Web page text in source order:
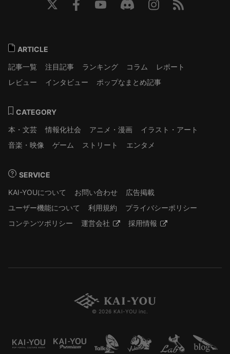
ARTICLE
記事一覧
注目記事 ランキング コラム
レポート
レビュー
インタビュー ポップなまとめ記事
CATEGORY
本・文芸
情報化社会 アニメ・漫画
イラスト・アート
音楽・映像
ゲーム ストリート エンタメ
SERVICE
KAI-YOUについて
お問い合わせ
広告掲載
ユーザー機能について
利用規約
プライバシーポリシー
コンテンツポリシー
運営会社 採用情報
© 2026 KAI-YOU inc.